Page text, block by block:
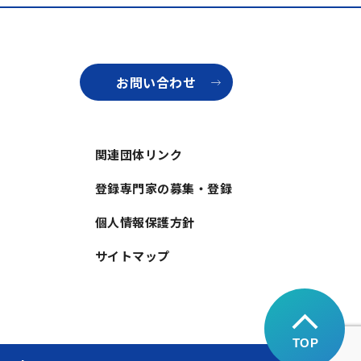
お問い合わせ
関連団体リンク
登録専門家の募集・登録
個人情報保護方針
サイトマップ